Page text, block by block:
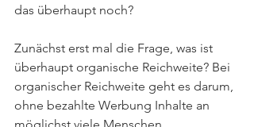
das überhaupt noch?
Zunächst erst mal die Frage, was ist
überhaupt organische Reichweite? Bei
organischer Reichweite geht es darum,
ohne bezahlte Werbung Inhalte an